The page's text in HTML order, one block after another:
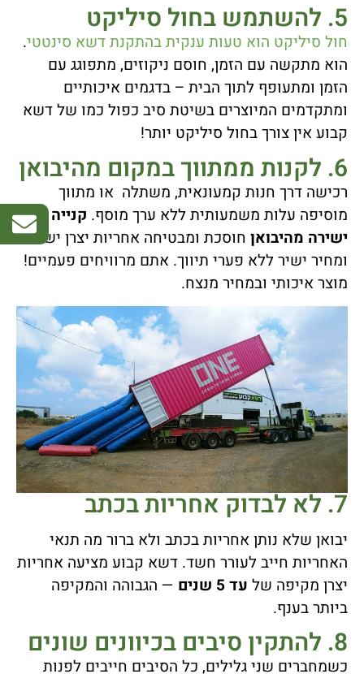
5. להשתמש בחול סיליקט
חול סיליקט הוא טעות ענקית בהתקנת דשא סינטטי.
הוא מתקשה עם הזמן, חוסם ניקוזים, מתפוגג עם
הזמן ומתעופף לתוך הבית – בדגמים איכותיים
ומתקדמים המיוצרים בשיטת סיב כפול כמו של דשא
קבוע אין צורך בחול סיליקט יותר!
6. לקנות ממתווך במקום מהיבואן
רכישה דרך חנות קמעונאית, משתלה או מתווך
מוסיפה עלות משמעותית ללא ערך מוסף. קנייה
ישירה מהיבואן חוסכת ומבטיחה אחריות יצרן ישירה
ומחיר ישיר ללא פערי תיווך. אתם מרוויחים פעמיים!
מוצר איכותי ובמחיר מנצח.
7. לא לבדוק אחריות בכתב
יבואן שלא נותן אחריות בכתב ולא ברור מה תנאי
האחריות חייב לעורר חשד. דשא קבוע מציעה אחריות
יצרן מקיפה של עד 5 שנים
— הגבוהה והמקיפה
ביותר בענף.
8. להתקין סיבים בכיוונים שונים
כשמחברים שני גלילים, כל הסיבים חייבים לפנות